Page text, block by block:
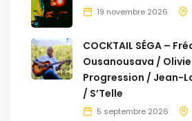
19 novembre 2026
COCKTAIL SÉGA –
Ousanousava /
Progression / Jean-
/ S’Telle
5 septembre 2026